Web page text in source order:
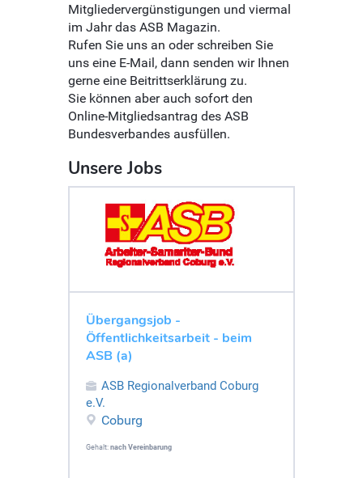
Mitgliedervergünstigungen und viermal
im Jahr das ASB Magazin.
Rufen Sie uns an oder schreiben Sie
uns eine E-Mail, dann senden wir Ihnen
gerne eine Beitrittserklärung zu.
Sie können aber auch sofort den
Online-Mitgliedsantrag des ASB
Bundesverbandes ausfüllen.
Unsere Jobs
Übergangsjob -
Öffentlichkeitsarbeit - beim
ASB (a)
ASB Regionalverband Coburg
e.V.
Coburg
Gehalt: nach Vereinbarung